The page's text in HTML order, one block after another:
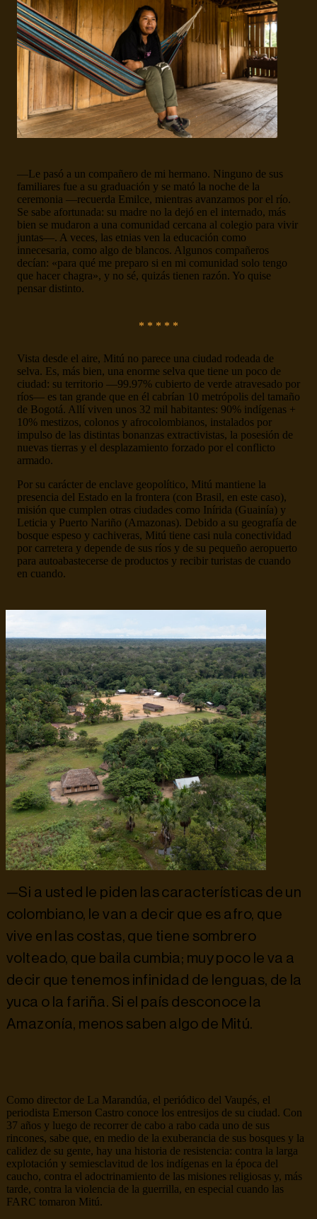
—Le pasó a un compañero de mi hermano. Ninguno de sus
familiares fue a su graduación y se mató la noche de la
ceremonia —recuerda Emilce, mientras avanzamos por el río.
Se sabe afortunada: su madre no la dejó en el internado, más
bien se mudaron a una comunidad cercana al colegio para vivir
juntas—. A veces, las etnias ven la educación como
innecesaria, como algo de blancos. Algunos compañeros
decían: «para qué me preparo si en mi comunidad solo tengo
que hacer chagra», y no sé, quizás tienen razón. Yo quise
pensar distinto.
* * * * *
Vista desde el aire, Mitú no parece una ciudad rodeada de
selva. Es, más bien, una enorme selva que tiene un poco de
ciudad: su territorio —99.97% cubierto de verde atravesado por
ríos— es tan grande que en él cabrían 10 metrópolis del tamaño
de Bogotá. Allí viven unos 32 mil habitantes: 90% indígenas +
10% mestizos, colonos y afrocolombianos, instalados por
impulso de las distintas bonanzas extractivistas, la posesión de
nuevas tierras y el desplazamiento forzado por el conflicto
armado.
Por su carácter de enclave geopolítico, Mitú mantiene la
presencia del Estado en la frontera (con Brasil, en este caso),
misión que cumplen otras ciudades como Inírida (Guainía) y
Leticia y Puerto Nariño (Amazonas). Debido a su geografía de
bosque espeso y cachiveras, Mitú tiene casi nula conectividad
por carretera y depende de sus ríos y de su pequeño aeropuerto
para autoabastecerse de productos y recibir turistas de cuando
en cuando.
—Si a usted le piden las características de un
colombiano, le van a decir que es afro, que
vive en las costas, que tiene sombrero
volteado, que baila cumbia; muy poco le va a
decir que tenemos infinidad de lenguas, de la
yuca o la fariña. Si el país desconoce la
Amazonía, menos saben algo de Mitú.
Como director de La Marandúa, el periódico del Vaupés, el
periodista Emerson Castro conoce los entresijos de su ciudad. Con
37 años y luego de recorrer de cabo a rabo cada uno de sus
rincones, sabe que, en medio de la exuberancia de sus bosques y la
calidez de su gente, hay una historia de resistencia: contra la larga
explotación y semiesclavitud de los indígenas en la época del
caucho, contra el adoctrinamiento de las misiones religiosas y, más
tarde, contra la violencia de la guerrilla, en especial cuando las
FARC tomaron Mitú.